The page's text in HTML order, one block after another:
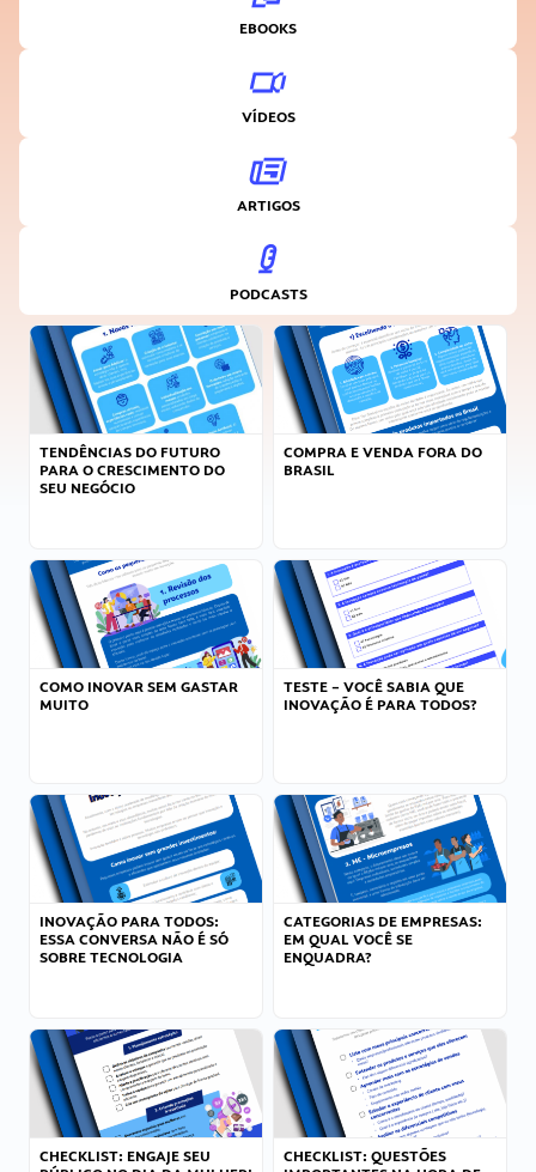
EBOOKS
VÍDEOS
ARTIGOS
PODCASTS
TENDÊNCIAS DO FUTURO
PARA O CRESCIMENTO DO
SEU NEGÓCIO
COMPRA E VENDA FORA DO
BRASIL
COMO INOVAR SEM GASTAR
MUITO
TESTE – VOCÊ SABIA QUE
INOVAÇÃO É PARA TODOS?
INOVAÇÃO PARA TODOS:
ESSA CONVERSA NÃO É SÓ
SOBRE TECNOLOGIA
CATEGORIAS DE EMPRESAS:
EM QUAL VOCÊ SE
ENQUADRA?
CHECKLIST: ENGAJE SEU
CHECKLIST: QUESTÕES